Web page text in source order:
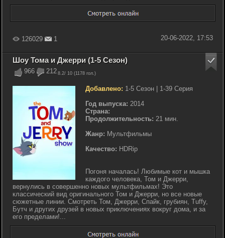
126029 1 20-06-2022, 17:53
966 212 8.2/ 10 (1178 гол.)
Шоу Тома и Джерри (1-5 Сезон)
Добавлено: 1-5 Сезон | 1-39 Серия
Год выпуска: 2014
Страна:
Продолжительность: 21 мин.
Жанр: Мультфильмы
Качество: HDRip
Погоня началась! Любимые кот и мышка
каждого человека, Том и Джерри,
вернулись в совершенно новых мультфильмах! Это
классический вид оригинального Том и Джерри, но все новые
сюжетные линии. Смотреть Том, Джерри, Спайк, грубиян, Tuffy,
Бутч и других друзей в новых приключениях вокруг дома, и за
его пределами!...